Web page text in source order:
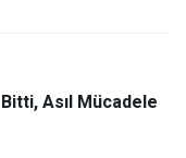
Asıl Mücadele